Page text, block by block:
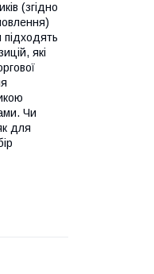
(згідно
які
Чи
для